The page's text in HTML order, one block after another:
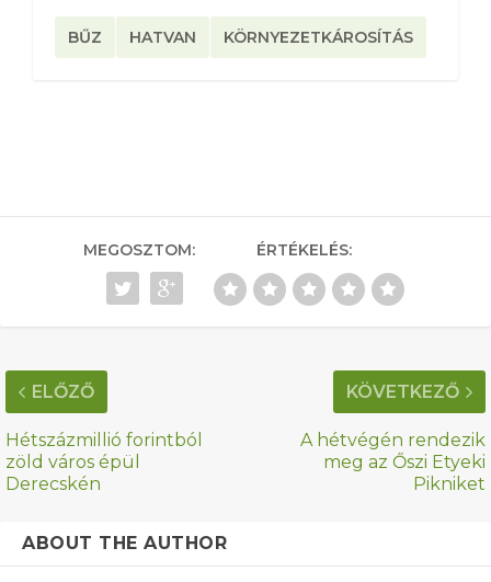
BŰZ HATVAN KÖRNYEZETKÁROSÍTÁS
MEGOSZTOM: ÉRTÉKELÉS:
ELŐZŐ
Hétszázmillió forintból
zöld város épül
Derecskén
KÖVETKEZŐ
A hétvégén rendezik
meg az Őszi Etyeki
Pikniket
ABOUT THE AUTHOR